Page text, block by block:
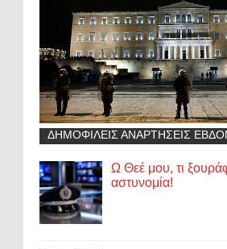
ΔΗΜΟΦΙΛΕΙΣ ΑΝΑΡΤΗΣΕΙΣ
Ω Θεέ μου, τι
αστυνομία!